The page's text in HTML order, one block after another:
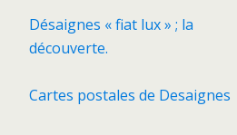
Désaignes « fiat lux » ; la
découverte.
Cartes postales de Desaignes